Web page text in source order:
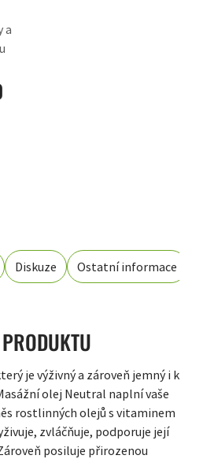
a
Diskuze Ostatní informace
je výživný a zároveň jemný i k
olej Neutral naplní vaše
rostlinných olejů s vitaminem
zvláčňuje, podporuje její
posiluje přirozenou